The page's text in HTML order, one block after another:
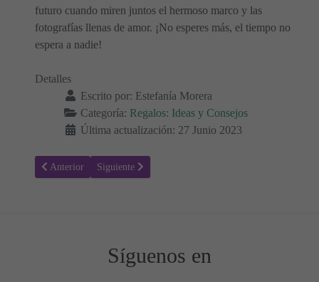
futuro cuando miren juntos el hermoso marco y las
fotografías llenas de amor. ¡No esperes más, el tiempo no
espera a nadie!
Detalles
Escrito por: Estefanía Morera
Categoría: Regalos: Ideas y Consejos
Última actualización: 27 Junio 2023
Artículo anterior: Recomendaciones para Comprar Juegos y Juguetes
Anterior Artículo siguiente: Libros Clásicos Juveniles para
Siguiente
Síguenos en